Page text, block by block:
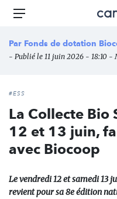
Aller
principal
des
Menu
Par Fonds de dotation
- Publié le 11 juin 2026 - 18:10 -
#ESS
La Collecte Bio
12 et 13 juin,
avec Biocoop
Le vendredi 12 et samedi 13
revient pour sa 8e édition